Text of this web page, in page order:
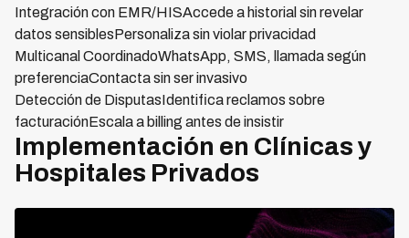
Integración con EMR/HISAccede a historial sin revelar
datos sensiblesPersonaliza sin violar privacidad
Multicanal CoordinadoWhatsApp, SMS, llamada según
preferenciaContacta sin ser invasivo
Detección de DisputasIdentifica reclamos sobre
facturaciónEscala a billing antes de insistir
Implementación en Clínicas y
Hospitales Privados